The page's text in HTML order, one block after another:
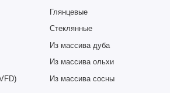
Глянцевые
Стеклянные
Из массива дуба
Из массива ольхи
Из массива сосны